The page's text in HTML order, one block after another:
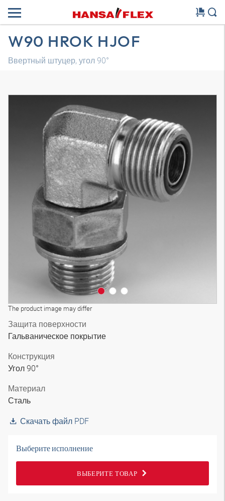
W90 HROK HJOF
Ввертный штуцер, угол 90°
The product image may differ
Трехмерная модель
Защита поверхности
Гальваническое покрытие
Конструкция
Угол 90°
Материал
Сталь
Скачать файл PDF
Выберите исполнение
ВЫБЕРИТЕ ТОВАР